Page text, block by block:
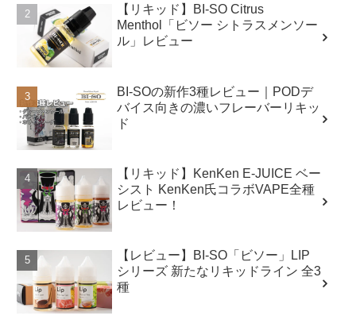
【リキッド】BI-SO Citrus
Menthol「ビソー シトラスメンソー
ル」レビュー
BI-SOの新作3種レビュー｜PODデ
バイス向きの濃いフレーバーリキッ
ド
【リキッド】KenKen E-JUICE ベー
シスト KenKen氏コラボVAPE全種
レビュー！
【レビュー】BI-SO「ビソー」LIP
シリーズ 新たなリキッドライン 全3
種